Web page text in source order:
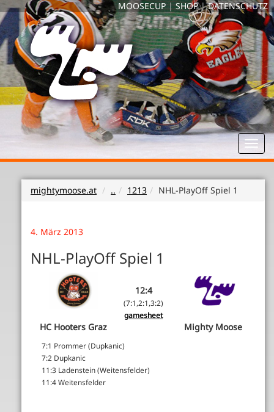
mightymoose.at .. 1213 NHL-PlayOff Spiel 1
4. März 2013
NHL-PlayOff Spiel 1
HC Hooters Graz
12:4
(7:1,2:1,3:2)
gamesheet
Mighty Moose
7:1 Prommer (Dupkanic)
7:2 Dupkanic
11:3 Ladenstein (Weitensfelder)
11:4 Weitensfelder
MOOSECUP|SHOP|DATENSCHUTZ